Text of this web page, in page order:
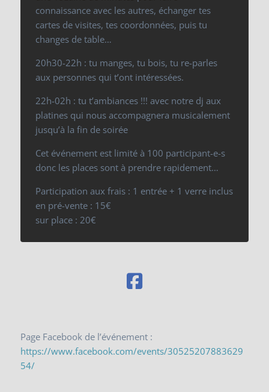
connaissance avec les autres, échanger tes
cartes de visites, tes coordonnées, puis tu
changes de table…
20h30-22h : tu manges, tu bois, tu re-parles
aux personnes qui t’ont intéressées.
22h-02h : tu t’ambiances !!! avec notre dj aux
platines qui nous accompagnera musicalement
jusqu’à la fin de soirée
Cet événement est limité à 100 participant-e-s
donc les places sont à prendre rapidement…
Participation aux frais : 1 entrée + 1 verre inclus
en pré-vente : 15€
sur place : 20€
Page Facebook de l’événement :
https://www.facebook.com/events/30525207883629
54/